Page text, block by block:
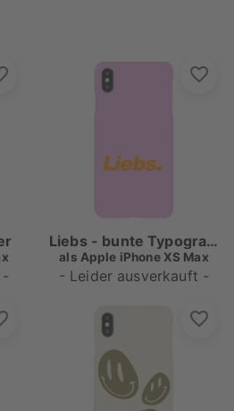
-
Liebs - bunte Typografie
als Apple iPhone XS Max
- Leider ausverkauft -